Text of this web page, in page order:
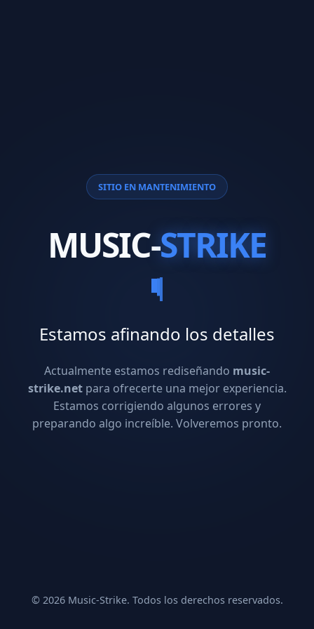
SITIO EN MANTENIMIENTO
MUSIC-STRIKE
Estamos afinando los detalles
Actualmente estamos rediseñando music-
strike.netpara ofrecerte una mejor experiencia.
Estamos corrigiendo algunos errores y
preparando algo increíble. Volveremos pronto.
© 2026 Music-Strike. Todos los derechos reservados.